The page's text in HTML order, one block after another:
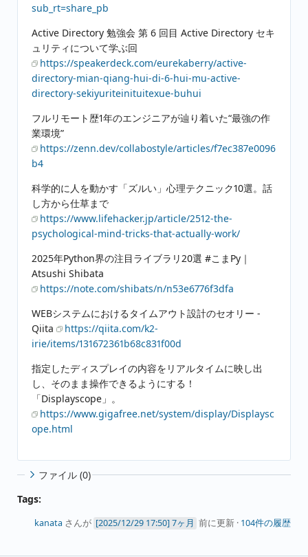
sub_rt=share_pb
Active Directory 勉強会 第 6 回目 Active Directory セキ
ュリティについて学ぶ回
https://speakerdeck.com/eurekaberry/active-
directory-mian-qiang-hui-di-6-hui-mu-active-
directory-sekiyuriteinituitexue-buhui
フルリモート歴1年のエンジニアが辿り着いた“最強の作
業環境”
https://zenn.dev/collabostyle/articles/f7ec387e0096
b4
科学的に人を動かす「ズルい」心理テクニック10選。話
し方から仕草まで
https://www.lifehacker.jp/article/2512-the-
psychological-mind-tricks-that-actually-work/
2025年Python界の注目ライブラリ20選 #こまPy｜
Atsushi Shibata
https://note.com/shibats/n/n53e6776f3dfa
WEBシステムにおけるタイムアウト設計のセオリー -
Qiita
https://qiita.com/k2-
irie/items/131672361b68c831f00d
指定したディスプレイの内容をリアルタイムに映し出
し、そのまま操作できるようにする！
「Displayscope」。
https://www.gigafree.net/system/display/Displaysc
ope.html
ファイル (0)
Tags:
kanata さんが 7ヶ月 前に更新 · 104件の履歴